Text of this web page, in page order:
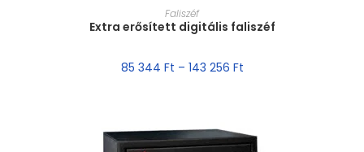
MÉRET VÁLASZTÁSA
Faliszéf
Extra erősített digitális faliszéf
85 344 Ft – 143 256 Ft